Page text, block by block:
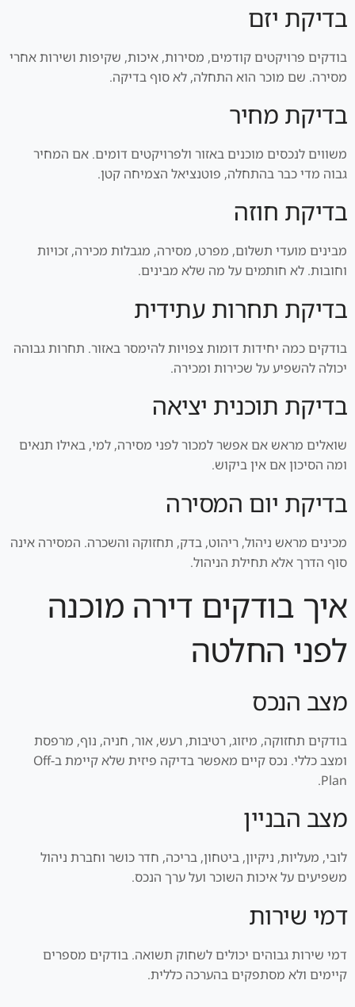
בדיקת יזם
בודקים פרויקטים קודמים, מסירות, איכות, שקיפות ושירות אחרי
מסירה. שם מוכר הוא התחלה, לא סוף בדיקה.
בדיקת מחיר
משווים לנכסים מוכנים באזור ולפרויקטים דומים. אם המחיר
גבוה מדי כבר בהתחלה, פוטנציאל הצמיחה קטן.
בדיקת חוזה
מבינים מועדי תשלום, מפרט, מסירה, מגבלות מכירה, זכויות
וחובות. לא חותמים על מה שלא מבינים.
בדיקת תחרות עתידית
בודקים כמה יחידות דומות צפויות להימסר באזור. תחרות גבוהה
יכולה להשפיע על שכירות ומכירה.
בדיקת תוכנית יציאה
שואלים מראש אם אפשר למכור לפני מסירה, למי, באילו תנאים
ומה הסיכון אם אין ביקוש.
בדיקת יום המסירה
מכינים מראש ניהול, ריהוט, בדק, תחזוקה והשכרה. המסירה אינה
סוף הדרך אלא תחילת הניהול.
איך בודקים דירה מוכנה
לפני החלטה
מצב הנכס
בודקים תחזוקה, מיזוג, רטיבות, רעש, אור, חניה, נוף, מרפסת
ומצב כללי. נכס קיים מאפשר בדיקה פיזית שלא קיימת ב-Off
Plan.
מצב הבניין
לובי, מעליות, ניקיון, ביטחון, בריכה, חדר כושר וחברת ניהול
משפיעים על איכות השוכר ועל ערך הנכס.
דמי שירות
דמי שירות גבוהים יכולים לשחוק תשואה. בודקים מספרים
קיימים ולא מסתפקים בהערכה כללית.